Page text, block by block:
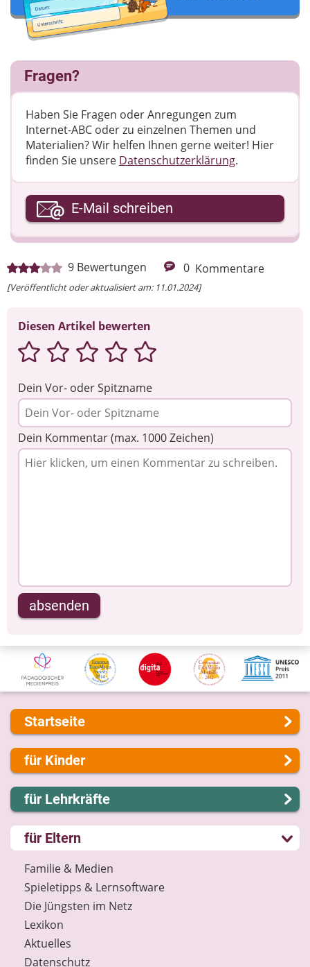
9 Bewertungen 0 Kommentare
[Veröffentlicht oder aktualisiert am: 11.01.2024]
Diesen Artikel bewerten
Dein Vor- oder Spitzname
Dein Kommentar (max. 1000 Zeichen)
absenden
Fragen?
Haben Sie Fragen oder Anregungen zum
Internet-ABC oder zu einzelnen Themen und
Materialien? Wir helfen Ihnen gerne weiter! ​Hier
finden Sie unsere Datenschutzerklärung.
Ihre E-Mail-Adresse
Ihre Nachricht
E-Mail schreiben
Startseite
Über uns
Presse
Kontakt
Impressum
Internet-ABC Sitemap
Barrierefreiheit
Länderprojekte
für Kinder
Lernen und Schule
Hobby und Freizeit
Spiel und Spaß
Mitreden und Mitmachen
Lexikon
Datenschutz
Newsletter
für Lehrkräfte
Lernmodule
Unterrichts­materialien
Internet-ABC-Schule
Praxishilfen
Aktuelles
Materialbestellung
Lexikon
Datenschutz
für Eltern
Familie & Medien
Spieletipps & Lernsoftware
Die Jüngsten im Netz
Lexikon
Aktuelles
Datenschutz